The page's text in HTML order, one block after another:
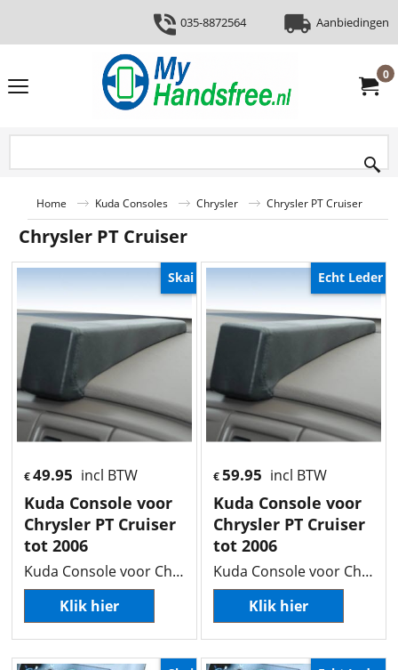
035-8872564 Aanbiedingen
0
Home Kuda Consoles Chrysler Chrysler PT Cruiser
Chrysler PT Cruiser
Skai
€49.95 incl BTW
Kuda Console voor
Chrysler PT Cruiser
tot 2006
Kuda Console voor Chrysler PT Cruiser tot 2006
Klik hier
Echt Leder
€59.95 incl BTW
Kuda Console voor
Chrysler PT Cruiser
tot 2006
Kuda Console voor Chrysler PT Cruiser tot 2006
Klik hier